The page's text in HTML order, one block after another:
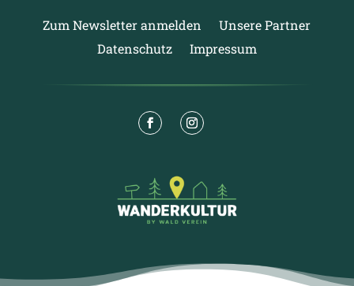
Zum Newsletter anmelden
Unsere Partner
Datenschutz
Impressum